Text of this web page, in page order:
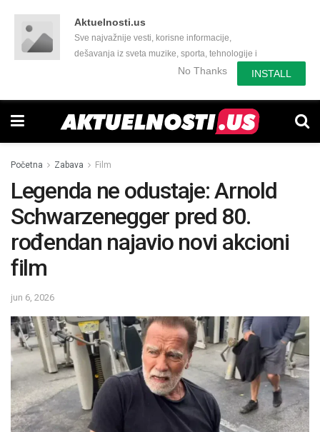
Aktuelnosti.us
Sve najvažnije vesti, korisne informacije,
dešavanja iz sveta muzike, sporta, tehnologije i
još mnogo toga zanimljivog.No Thanks INSTALL
Početna Zabava Film
Legenda ne odustaje: Arnold
Schwarzenegger pred 80.
rođendan najavio novi akcioni
film
jun 6, 2026